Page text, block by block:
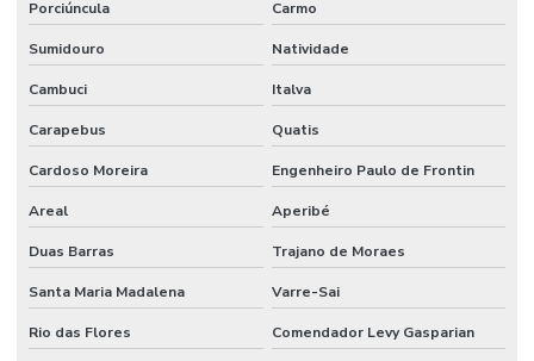
Porciúncula Carmo
Sumidouro Natividade
Cambuci Italva
Carapebus Quatis
Cardoso Moreira Engenheiro Paulo de Frontin
Areal Aperibé
Duas Barras Trajano de Moraes
Santa Maria Madalena Varre-Sai
Rio das Flores Comendador Levy Gasparian